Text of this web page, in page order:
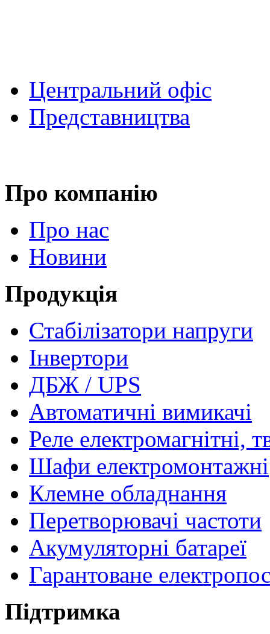
Центральний офіс
Представництва
Про компанію
Про нас
Новини
Продукція
Стабілізатори напруги
Інвертори
ДБЖ / UPS
Автоматичні вимикачі
Реле електромагнітні,
Шафи електромонтажні
Клемне обладнання
Перетворювачі частоти
Акумуляторні батареї
Гарантоване
Підтримка